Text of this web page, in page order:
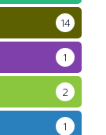
14
1
2
1